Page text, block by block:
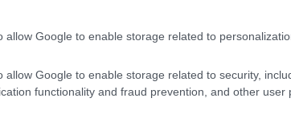
allow Google to enable storage related to
allow Google to enable storage related to security,
functionality and fraud prevention, and other user
alábbi kérdést tettük fel: Az EL-sorsolást
a Fradi a ligaszakaszban?
Kattints és
szavazz itt!